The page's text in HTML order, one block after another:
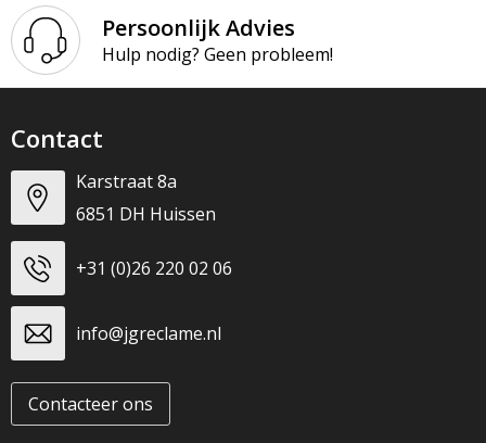
Persoonlijk Advies
Hulp nodig? Geen probleem!
Contact
Karstraat 8a
6851 DH Huissen
+31 (0)26 220 02 06
info@jgreclame.nl
Contacteer ons